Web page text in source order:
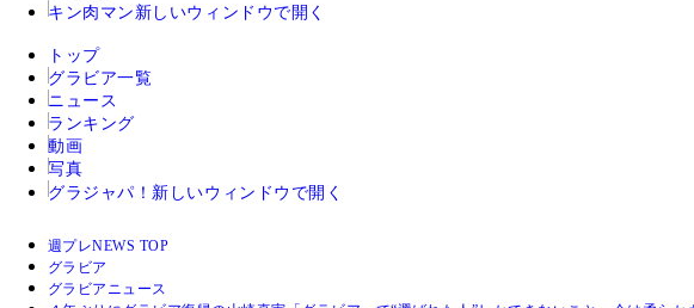
キン肉マン 新しいウィンドウで開く
トップ
グラビア一覧
ニュース
ランキング
動画
写真
グラジャパ！ 新しいウィンドウで開く
週プレNEWS TOP
グラビア
グラビアニュース